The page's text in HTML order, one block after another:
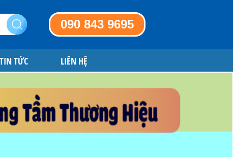
090 843 9695
TIN TỨC LIÊN HỆ